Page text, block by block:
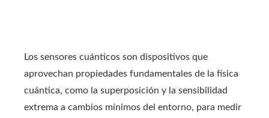
Los sensores cuánticos son dispositivos que
aprovechan propiedades fundamentales de la física
cuántica, como la superposición y la sensibilidad
extrema a cambios mínimos del entorno, para medir